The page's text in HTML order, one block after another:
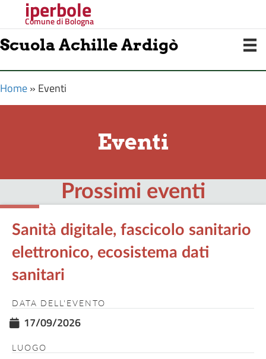
iperbole
Comune di Bologna
Scuola Achille Ardigò
Home» Eventi
Eventi
Prossimi eventi
Sanità digitale, fascicolo sanitario
elettronico, ecosistema dati
sanitari
DATA DELL'EVENTO
17/09/2026
LUOGO